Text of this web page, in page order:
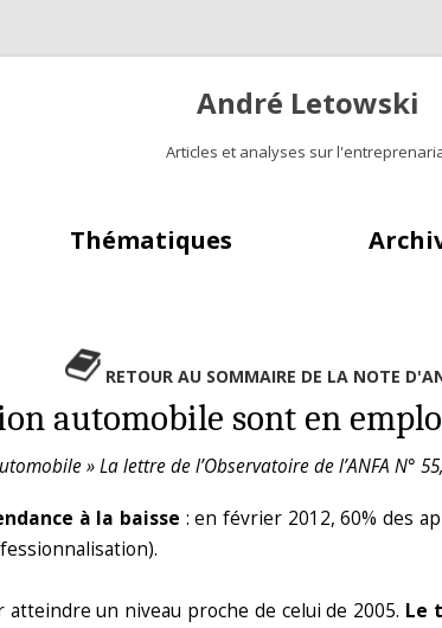
André Letowski
Articles et analyses sur
Thématiques
RETOUR AU SOMMAIRE DE LA NOTE
automobile sont en
» La lettre de l’Observatoire de l’ANFA N°
à la baisse : en février 2012, 60% des
un niveau proche de celui de 2005. Le